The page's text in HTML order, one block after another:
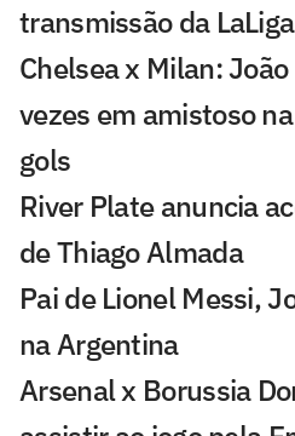
transmissão da LaLiga
Chelsea x Milan:
vezes em amistoso
gols
River Plate anuncia
de Thiago Almada
Pai de Lionel Messi,
na Argentina
Arsenal x Borussia